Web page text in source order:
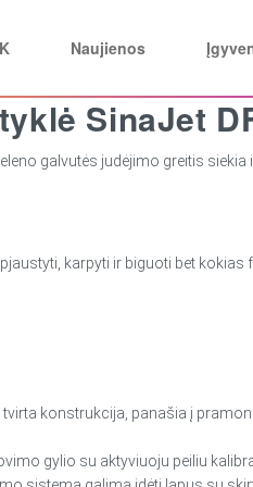
Naujienos
SinaJet
galvutės judėjimo greitis siekia
karpyti ir biguoti bet
konstrukcija, panašia į
gylio su aktyviuoju peiliu